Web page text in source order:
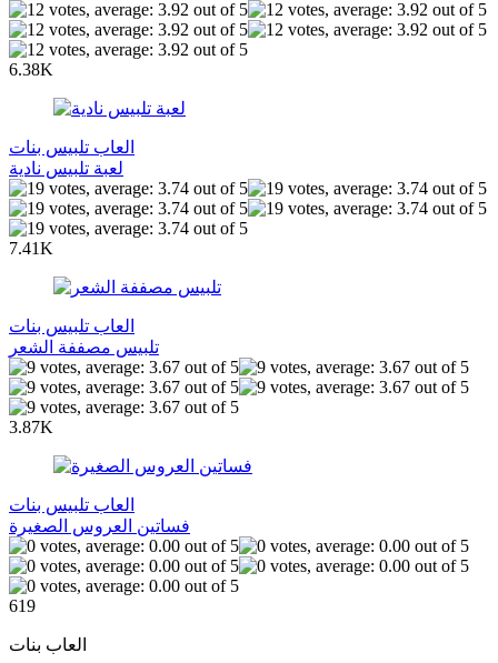
6.38K
العاب تلبيس بنات
لعبة تلبيس نادية
7.41K
العاب تلبيس بنات
تلبيس مصففة الشعر
3.87K
العاب تلبيس بنات
فساتين العروس الصغيرة
619
العاب بنات